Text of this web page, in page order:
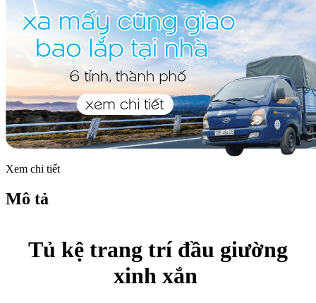
Xem chi tiết
Mô tả
Tủ kệ trang trí đầu giường
xinh xắn